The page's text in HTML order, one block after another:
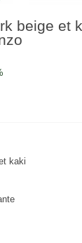
beige et
kaki